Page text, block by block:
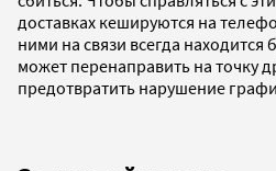
доставках кешируются на
ними на связи всегда находится
может перенаправить на точку
предотвратить нарушение